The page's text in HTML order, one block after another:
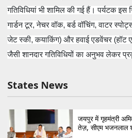
गतिविधियां भी शामिल की गई हैं। पर्यटक इस
गार्डन टूर, नेचर वॉक, बर्ड वॉचिंग, वाटर
जेट स्की, कयाकिंग) और हवाई एडवेंचर (हॉट
जैसी शानदार गतिविधियों का अनुभव लेकर
States News
जयपुर में गृहमंत्री
तेज़, सीएम भजनलाल